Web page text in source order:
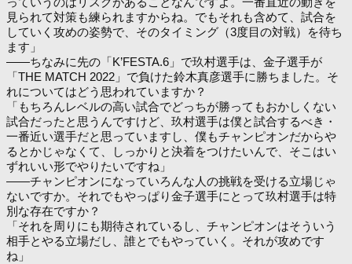
見られて対策も練られますからね。でもそれも含めて、試合を
していく攻めの姿勢で、そのタイミング（3度目の対戦）を待ち
ます」
――ちなみに先の「K’FESTA.6」で玖村選手は、金子選手が
「THE MATCH 2022」で負けた鈴木真彦選手に勝ちました。そ
れについてはどう思われていますか？
「もちろんレベルの高い試合でどっちが勝ってもおかしくない
試合だったと思うんですけど、玖村選手は僕と試合するべき・
一番近い選手だと思っていますし、僕もチャンピオンだからや
るとかじゃなくて、しっかりと決着をつけたいんで、そこはい
ずれいい形でやりたいですね」
――チャンピオンになっていろんな人の挑戦を受ける立場じゃ
ないですか。それでもやっぱり金子選手にとって玖村選手は特
別な存在ですか？
「それを周りにも期待されているし、チャンピオンはそういう
相手とやる立場だし、誰とでもやっていく。それが攻めです
ね」